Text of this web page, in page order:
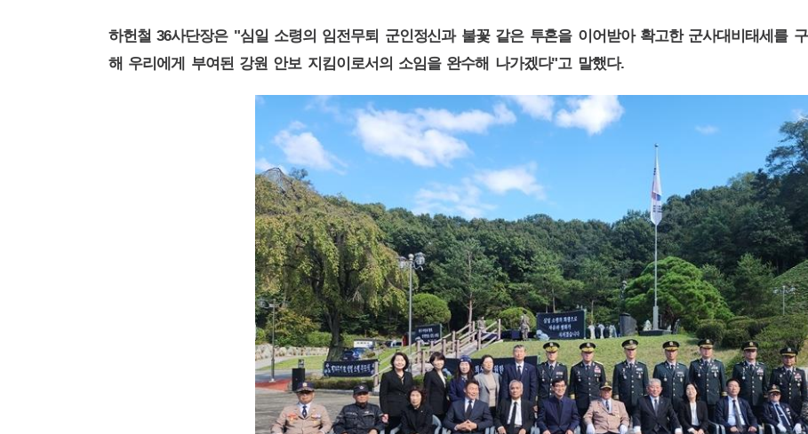
하헌철36사단장은 "심일 소령의 임전무퇴 군인정신과 불꽃 같은 투혼을 이어받아 확고한 군사대비태세를
해 우리에게 부여된 강원 안보 지킴이로서의 소임을 완수해 나가겠다"고 말했다.